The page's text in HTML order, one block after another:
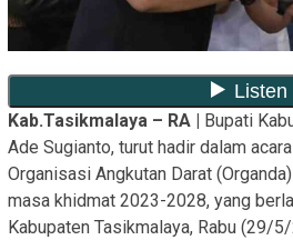
Kab.Tasikmalaya – RA | Bupati
Ade Sugianto, turut hadir dalam
Organisasi Angkutan Darat
masa khidmat 2023-2028, yang
Kabupaten Tasikmalaya, Rabu (29/